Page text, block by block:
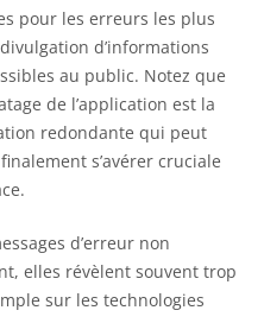
pour les erreurs les plus
d’informations
au public. Notez que
de l’application est la
redondante qui peut
s’avérer cruciale
d’erreur non
elles révèlent souvent trop
sur les technologies